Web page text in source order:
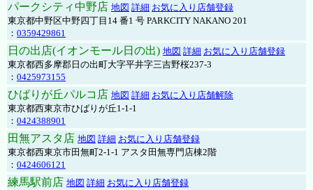
パークシティ中野店 地図 詳細 お気に入り店舗登録
東京都中野区中野四丁目14 番1 号 PARKCITY NAKANO 201
： 0359429861
日の出店(イオンモール日の出) 地図 詳細 お気に入り店舗登録
東京都西多摩郡日の出町大字平井字三吉野桜237-3
： 0425973155
ひばりが丘パルコ店 地図 詳細 お気に入り店舗解除
東京都西東京市ひばりが丘1-1-1
： 0424388901
田無アスタ店 地図 詳細 お気に入り店舗登録
東京都西東京市田無町2-1-1 アスタ田無専門店棟2階
： 0424606121
練馬駅前店 地図 詳細 お気に入り店舗登録